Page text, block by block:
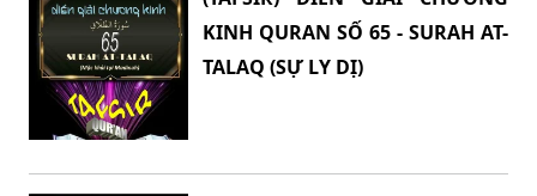
KINH QURAN SỐ 65 - SURAH AT-
TALAQ (SỰ LY DỊ)